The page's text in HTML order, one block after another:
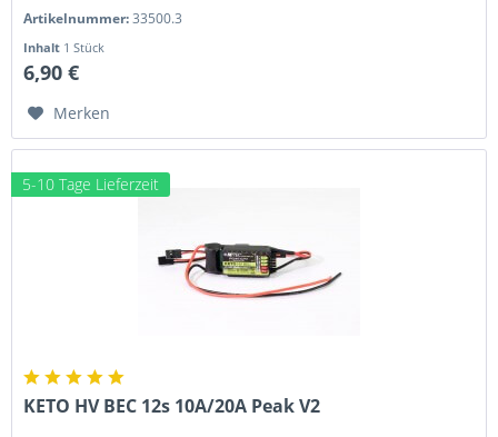
Artikelnummer:33500.3
Inhalt 1 Stück
6,90 €
Merken
5-10 Tage Lieferzeit
KETO HV BEC 12s 10A/20A Peak V2